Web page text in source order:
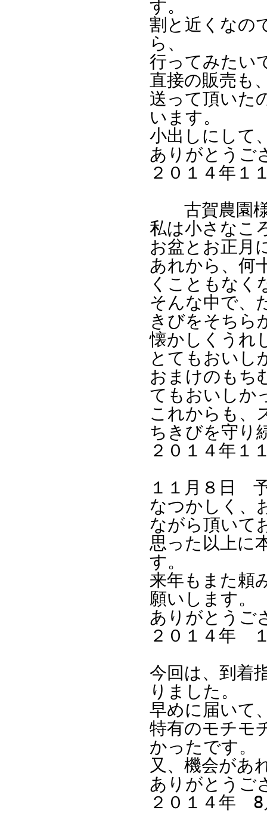
す。
割と近くなの
ら、
行ってみたい
直接の販売も
送って頂いた
います。
小出しにして
ありがとうご
２０１４年
古賀農園
私は小さなこ
お盆とお正月
あれから、何
くこともなく
そんな中で、
きびをそちら
懐かしくうれ
とてもおいし
おまけのもち
てもおいしか
これからも、
ちきびを守り
２０１４年
１１月８日
なつかしく、
ながら頂いて
思った以上に
す。
来年もまた頼
願いします。
ありがとうご
２０１４年
今回は、到着
りました。
早めに届いて
特有のモチモ
かったです。
又、機会があ
ありがとうご
２０１４年